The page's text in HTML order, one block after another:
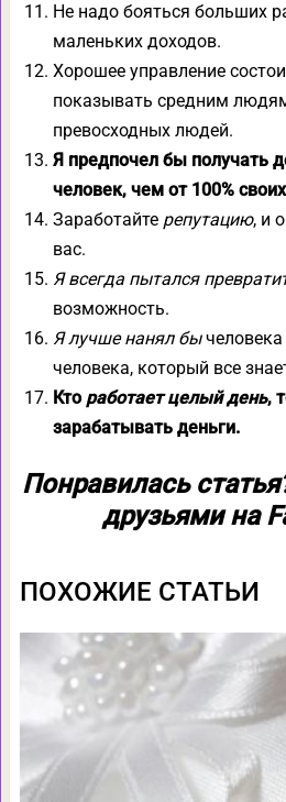
Не надо бояться больших
маленьких доходов.
Хорошее управление
показывать средним
превосходных людей.
Я предпочел бы получать
человек, чем от 100%
Заработайте репутацию, и
вас.
Я всегда пытался
возможность.
Я лучше нанял бычеловека
человека, который все
Кто работает целый день,
зарабатывать деньги.
Понравилась
друзьями на
ПОХОЖИЕ СТАТЬИ